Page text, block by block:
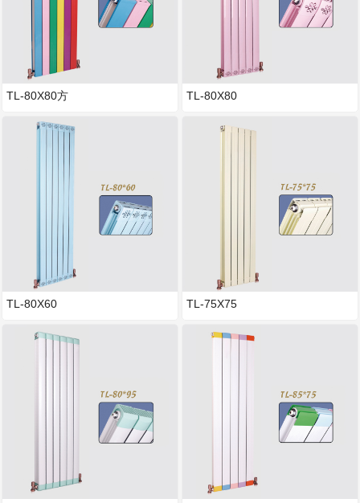
TL-80X80方
TL-80X60
TL-80X80
TL-75X75